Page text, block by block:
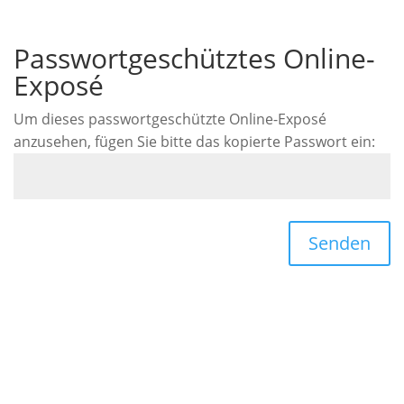
Passwortgeschütztes Online-
Exposé
Um dieses passwortgeschützte Online-Exposé
anzusehen, fügen Sie bitte das kopierte Passwort ein:
Senden